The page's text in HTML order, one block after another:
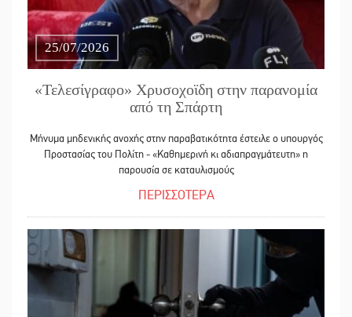
25/07/2026
«Τελεσίγραφο» Χρυσοχοϊδη στην παρανομία
από τη Σπάρτη
Μήνυμα μηδενικής ανοχής στην παραβατικότητα έστειλε ο υπουργός
Προστασίας του Πολίτη - «Καθημερινή κι αδιαπραγμάτευτη» η
παρουσία σε καταυλισμούς
ΠΕΡΙΣΣΟΤΕΡΑ